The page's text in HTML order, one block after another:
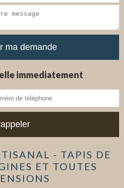
immediatement
- TAPIS DE
ET TOUTES